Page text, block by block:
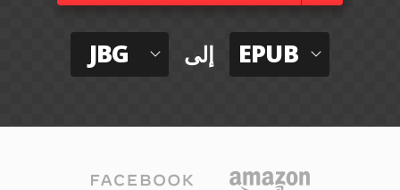
JBG إلى EPUB